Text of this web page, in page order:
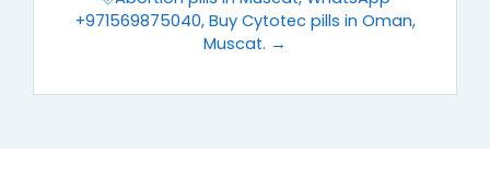
+971569875040, Buy Cytotec pills in Oman,
Muscat. →